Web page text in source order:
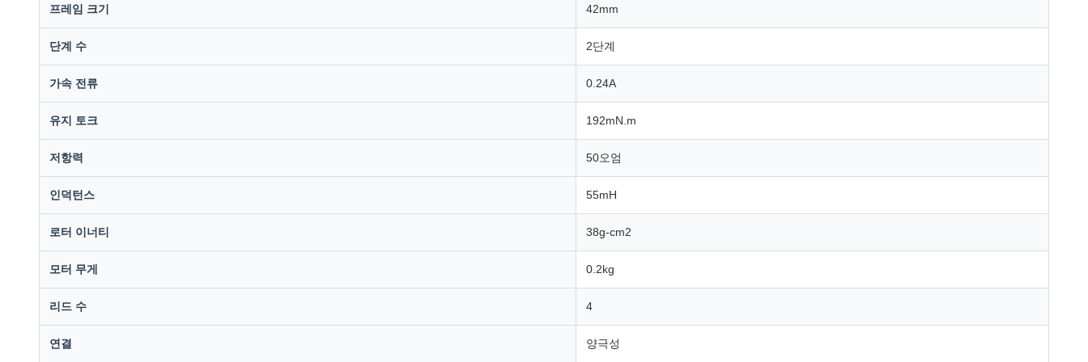
프레임 크기 42mm
단계 수 2단계
가속 전류 0.24A
유지 토크 192mN.m
저항력 50오엄
인덕턴스 55mH
로터 이너티 38g-cm2
모터 무게 0.2kg
리드 수 4
연결 양극성